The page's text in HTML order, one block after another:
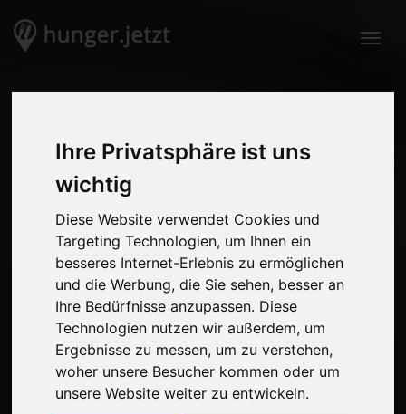
Ihre Privatsphäre ist uns
wichtig
Diese Website verwendet Cookies und
Targeting Technologien, um Ihnen ein
besseres Internet-Erlebnis zu ermöglichen
und die Werbung, die Sie sehen, besser an
Ihre Bedürfnisse anzupassen. Diese
Technologien nutzen wir außerdem, um
Ergebnisse zu messen, um zu verstehen,
woher unsere Besucher kommen oder um
unsere Website weiter zu entwickeln.